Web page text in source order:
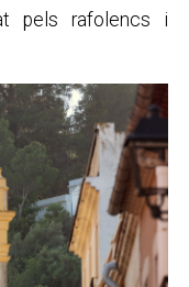
pels rafolencs i